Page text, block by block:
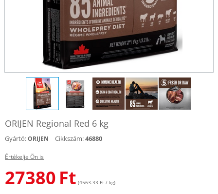
ORIJEN Regional Red 6 kg
Gyártó:ORIJEN Cikkszám:46880
Értékelje Ön is
27380 Ft (4563.33 Ft / kg)